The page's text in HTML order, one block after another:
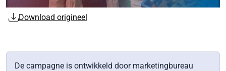
Download origineel
De campagne is ontwikkeld door marketingbureau